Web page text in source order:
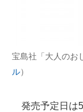
宝島社「大人のお
ル）
発売予定日は